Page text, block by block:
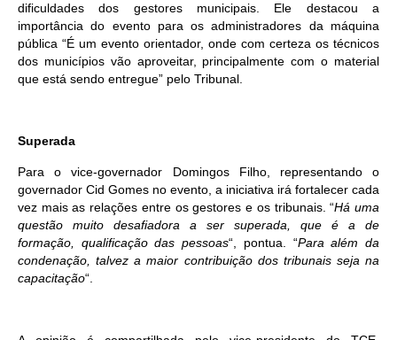
dificuldades dos gestores municipais. Ele destacou a
importância do evento para os administradores da máquina
pública “É um evento orientador, onde com certeza os técnicos
dos municípios vão aproveitar, principalmente com o material
que está sendo entregue” pelo Tribunal.
Superada
Para o vice-governador Domingos Filho, representando o
governador Cid Gomes no evento, a iniciativa irá fortalecer cada
vez mais as relações entre os gestores e os tribunais. “Há uma
questão muito desafiadora a ser superada, que é a de
formação, qualificação das pessoas“, pontua. “Para além da
condenação, talvez a maior contribuição dos tribunais seja na
capacitação“.